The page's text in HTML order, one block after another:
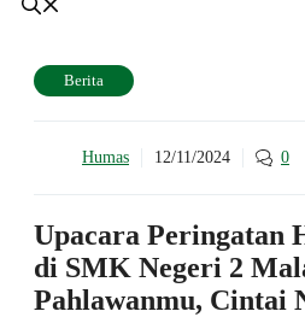
Berita
Humas 12/11/2024 0
Upacara Peringatan
di SMK Negeri 2
Pahlawanmu, Cintai